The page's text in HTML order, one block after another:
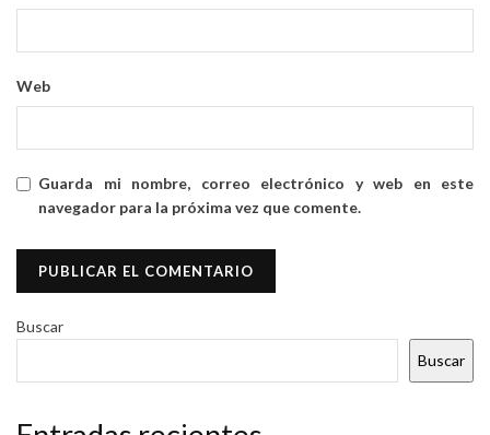
Web
Guarda mi nombre, correo electrónico y web en este
navegador para la próxima vez que comente.
Buscar
Buscar